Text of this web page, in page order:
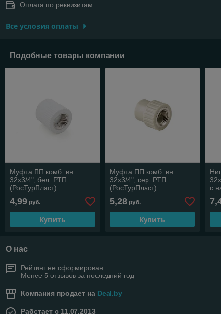
Оплата по реквизитам
Все условия оплаты
Подобные товары компании
Муфта ПП комб. вн.
32х3/4", бел. РТП
(РосТурПласт)
4,99 руб.
Купить
Муфта ПП комб. вн.
32х3/4", сер. РТП
(РосТурПласт)
5,28руб.
Купить
с
О нас
Рейтинг не сформирован
Менее 5 отзывов за последний год
Компания продает на Deal.by
Работает с 11.07.2013